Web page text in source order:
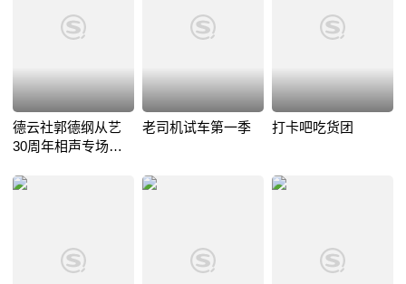
德云社郭德纲从艺
30周年相声专场南
老司机试车第一季 打卡吧吃货团